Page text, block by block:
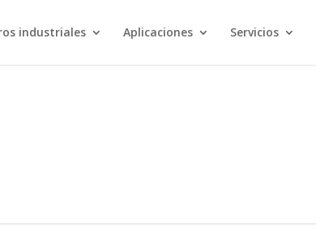
industriales Aplicaciones Servicios